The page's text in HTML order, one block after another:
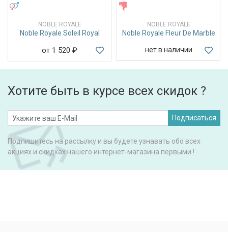
NOBLE ROYALE
Noble Royale Soleil Royal
от 1 520 ₽
NOBLE ROYALE
Noble Royale Fleur De Marble
нет в наличии
Хотите быть в курсе всех скидок ?
Подписаться
Подпишитесь на рассылку и вы будете узнавать обо всех
акциях и скидках нашего интернет-магазина первыми !